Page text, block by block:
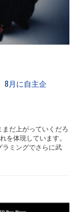
8月に自主企
まだ上がっていくだろ
を体現しています。
ミングでさらに武